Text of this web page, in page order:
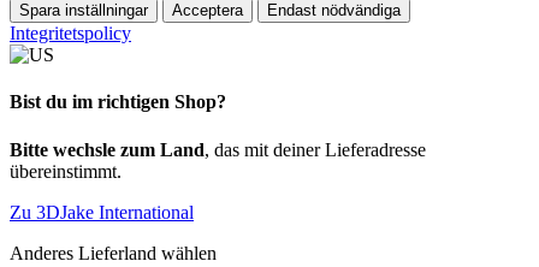
Spara inställningar Acceptera Endast nödvändiga
Integritetspolicy
Bist du im richtigen Shop?
Bitte wechsle zum Land, das mit deiner Lieferadresse
übereinstimmt.
Zu 3DJake International
Anderes Lieferland wählen